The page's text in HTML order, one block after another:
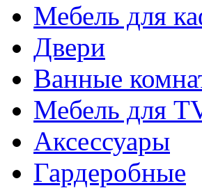
Мебель для
Двери
Ванные
Мебель для
Аксессуары
Гардеробные